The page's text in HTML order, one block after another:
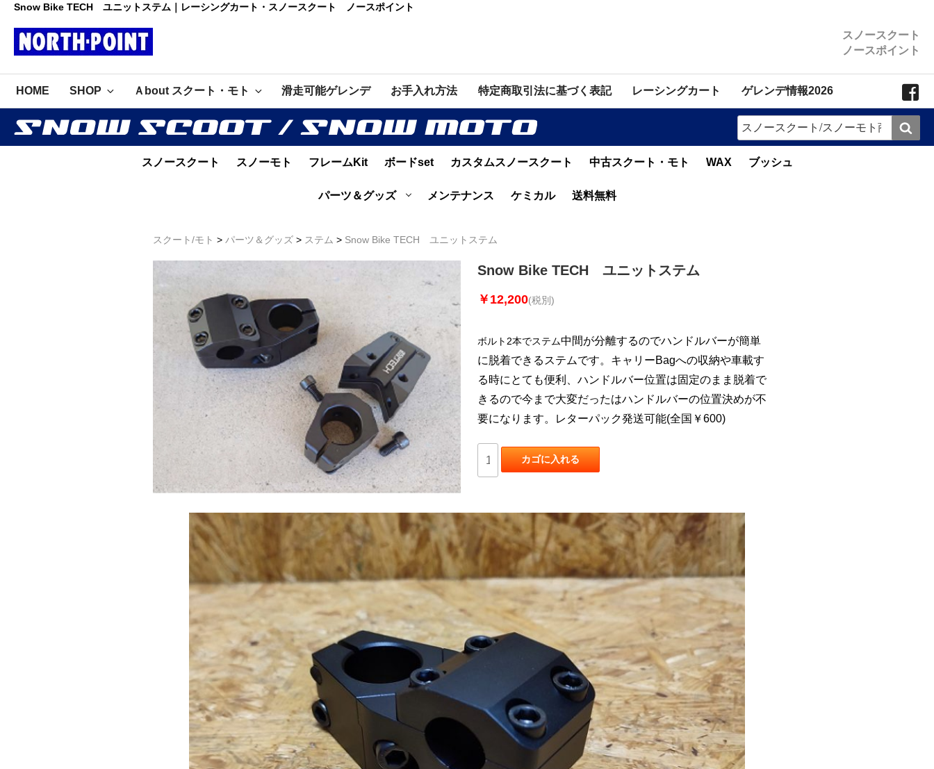
プ
Snow Bike TECH ユニットステム｜レーシングカート・スノースクート ノースポイント
レーシング
カート・スノ
ースクート
ノースポイ
ト・カートショップ
スノースクート
ノースポイント
HOME SHOP Ａbout スクート・モト 滑走可能ゲレンデ お手入れ方法 特定商取引法に基づく表記 レーシングカート ゲレンデ情報2026
索
スノースクート スノーモト フレームKit ボードset カスタムスノースクート 中古スクート・モト WAX ブッシュ
パーツ＆グッズ メンテナンス ケミカル 送料無料
スクート/モト > パーツ＆グッズ > ステム > Snow Bike TECH ユニットステム
Snow Bike TECH ユニットステム
￥12,200(税別)
ボルト2本でステム中間が分離するのでハンドルバーが簡単
に脱着できるステムです。キャリーBagへの収納や車載す
る時にとても便利、ハンドルバー位置は固定のまま脱着で
きるので今まで大変だったはハンドルバーの位置決めが不
要になります。レターパック発送可能(全国￥600)